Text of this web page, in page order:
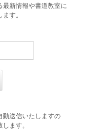
新情報や書道教室に
す。
動送信いたしますの
ます。